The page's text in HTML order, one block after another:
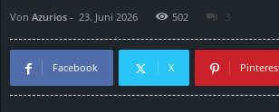
Von Azurios - 23. Juni 2026 502 3
Facebook X